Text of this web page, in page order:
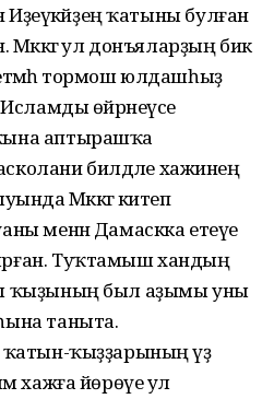
Иҙеүкәйҙең ҡатыны булған
ул донъяларҙың бик
тормош юлдашһыҙ
өйрәнеүсе
аптырашҡа
билдәле хажиәнең
Мәккәгә китеп
менән Дамаскка етеүе
Туҡтамыш хандың
ҡыҙының был аҙымы уны
таныта.
ҡыҙҙарының үҙ
хажға йөрөүе ул